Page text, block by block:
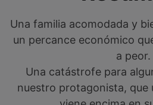
Una familia acomodada y
un percance económico
a peor.
Una catástrofe para
nuestro protagonista, que